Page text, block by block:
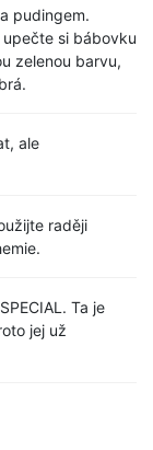
pudingem.
si bábovku
zelenou barvu,
ale
raději
Ta je
jej už